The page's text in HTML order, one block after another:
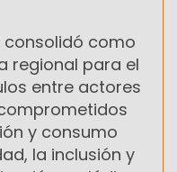
consolidó como
regional para el
entre actores
y consumo
la inclusión y